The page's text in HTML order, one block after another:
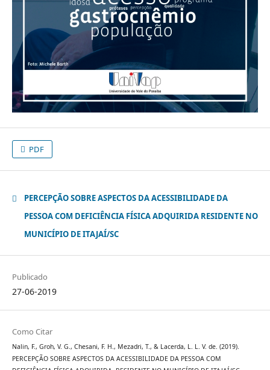
PDF
PERCEPÇÃO SOBRE ASPECTOS DA ACESSIBILIDADE DA
PESSOA COM DEFICIÊNCIA FÍSICA ADQUIRIDA RESIDENTE NO
MUNICÍPIO DE ITAJAÍ/SC
Publicado
27-06-2019
Como Citar
Nalin, F., Groh, V. G., Chesani, F. H., Mezadri, T., & Lacerda, L. L. V. de. (2019).
PERCEPÇÃO SOBRE ASPECTOS DA ACESSIBILIDADE DA PESSOA COM